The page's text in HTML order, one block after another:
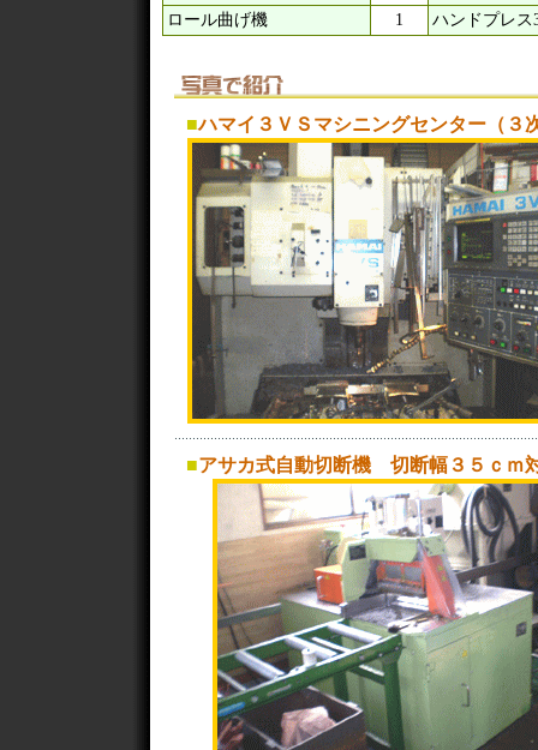
ロール曲げ機 1 ハンドプレス
■ハマイ３ＶＳマシニングセンター（３
■アサカ式自動切断機 切断幅３５ｃｍ